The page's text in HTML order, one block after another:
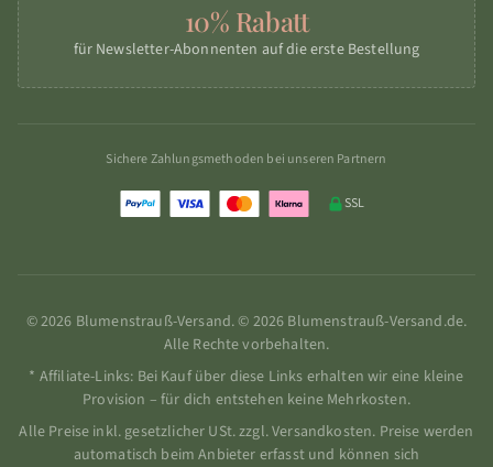
10% Rabatt
für Newsletter-Abonnenten auf die erste Bestellung
Sichere Zahlungsmethoden bei unseren Partnern
SSL
© 2026 Blumenstrauß-Versand. © 2026 Blumenstrauß-Versand.de.
Alle Rechte vorbehalten.
* Affiliate-Links: Bei Kauf über diese Links erhalten wir eine kleine
Provision – für dich entstehen keine Mehrkosten.
Alle Preise inkl. gesetzlicher USt. zzgl. Versandkosten. Preise werden
automatisch beim Anbieter erfasst und können sich